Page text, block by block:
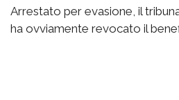
Arrestato per evasione, il
ha ovviamente revocato il